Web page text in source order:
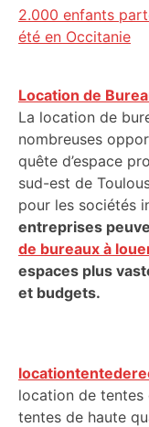
2.000 enfants
été en Occitanie
Location de
La location de
nombreuses
quête d’espace
sud-est de
pour les sociétés
entreprises
de bureaux à
espaces plus
et budgets.
location de tentes
tentes de haute